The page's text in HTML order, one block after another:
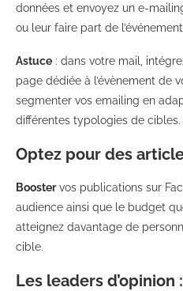
données et envoyez un e-
ou leur faire part de
Astuce : dans votre mail,
page dédiée à l’évènement de
segmenter vos emailing en
différentes typologies de cibles.
Optez pour des
Boostervos publications sur
audience ainsi que le budget
atteignez davantage de
cible.
Les leaders